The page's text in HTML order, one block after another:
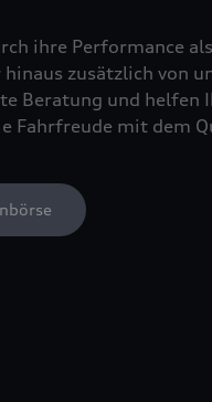
ihre Performance
zusätzlich von
Beratung und helfen
Fahrfreude mit dem